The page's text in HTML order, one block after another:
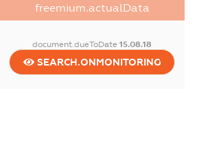
freemium.actualData
document.dueToDate15.08.18
SEARCH.ONMONITORING